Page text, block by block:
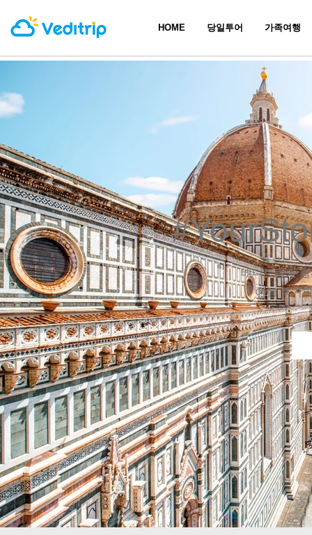
HOME 당일투어 가족여행
베디트립과
여행 후기